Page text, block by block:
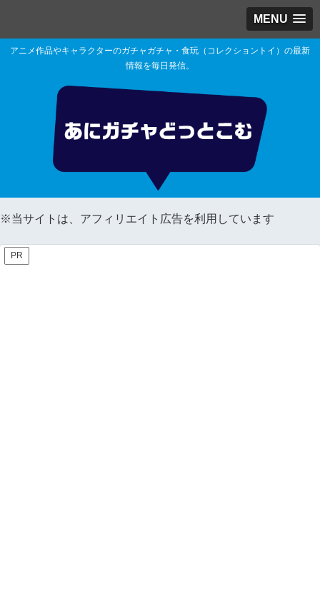
MENU
アニメ作品やキャラクターのガチャガチャ・食玩（コレクショントイ）の最新
情報を毎日発信。
※当サイトは、アフィリエイト広告を利用しています
PR